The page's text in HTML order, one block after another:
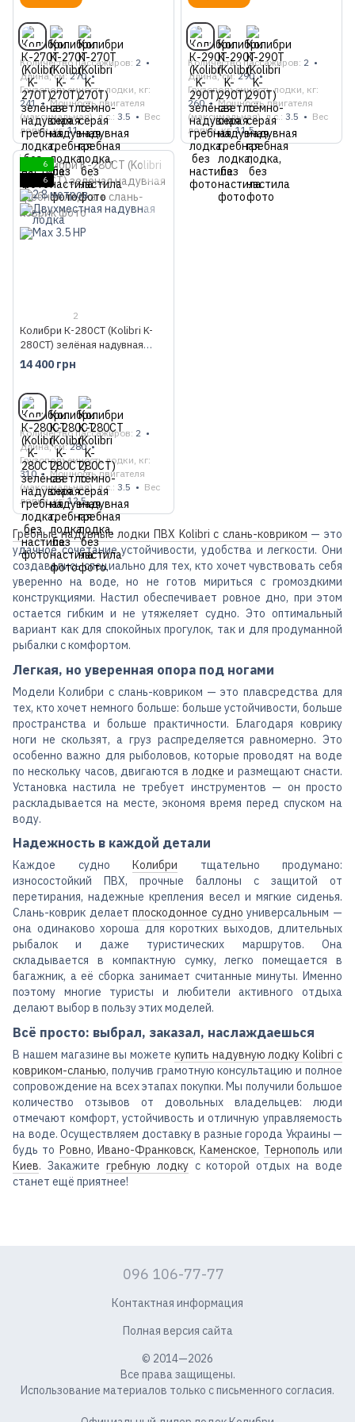
Количество пассажиров 2
Длина, см 270
Грузоподъемность лодки, кг
241
Мощность двигателя
(максимальная), л.с. 3.5
Вес
лодки, кг 11
Количество пассажиров 2
Длина, см 290
Грузоподъемность лодки, кг
260
Мощность двигателя
(максимальная), л.с. 3.5
Вес
лодки, кг 11.5
6
6
2
Колибри К-280СТ (Kolibri K-
280CT) зелёная надувная
гребная лодка + слань-
14 400 грн
Количество пассажиров 2
Длина, см 280
Грузоподъемность лодки, кг
310
Мощность двигателя
(максимальная), л.с. 3.5
Вес
лодки, кг 12.5
Гребные надувные лодки ПВХ Kolibri с слань-ковриком — это
удачное сочетание устойчивости, удобства и легкости. Они
создавались специально для тех, кто хочет чувствовать себя
уверенно на воде, но не готов мириться с громоздкими
конструкциями. Настил обеспечивает ровное дно, при этом
остается гибким и не утяжеляет судно. Это оптимальный
вариант как для спокойных прогулок, так и для продуманной
рыбалки с комфортом.
Легкая, но уверенная опора под ногами
Модели Колибри с слань-ковриком — это плавсредства для
тех, кто хочет немного больше: больше устойчивости, больше
пространства и больше практичности. Благодаря коврику
ноги не скользят, а груз распределяется равномерно. Это
особенно важно для рыболовов, которые проводят на воде
по нескольку часов, двигаются в лодке и размещают снасти.
Установка настила не требует инструментов — он просто
раскладывается на месте, экономя время перед спуском на
воду.
Надежность в каждой детали
Каждое судно Колибри тщательно продумано:
износостойкий ПВХ, прочные баллоны с защитой от
перетирания, надежные крепления весел и мягкие сиденья.
Слань-коврик делаетплоскодонное судно универсальным —
она одинаково хороша для коротких выходов, длительных
рыбалок и даже туристических маршрутов. Она
складывается в компактную сумку, легко помещается в
багажник, а её сборка занимает считанные минуты. Именно
поэтому многие туристы и любители активного отдыха
делают выбор в пользу этих моделей.
Всё просто: выбрал, заказал, наслаждаешься
В нашем магазине вы можете купить надувную лодку Kolibri с
ковриком-сланью, получив грамотную консультацию и полное
сопровождение на всех этапах покупки. Мы получили большое
количество отзывов от довольных владельцев: люди
отмечают комфорт, устойчивость и отличную управляемость
на воде. Осуществляем доставку в разные города Украины —
будь то Ровно,Ивано-Франковск,Каменское, Тернополь или
Киев. Закажите гребную лодкус которой отдых на воде
станет ещё приятнее!
096 106-77-77
Контактная информация
Полная версия сайта
© 2014—2026
Все права защищены.
Использование материалов только с письменного согласия.